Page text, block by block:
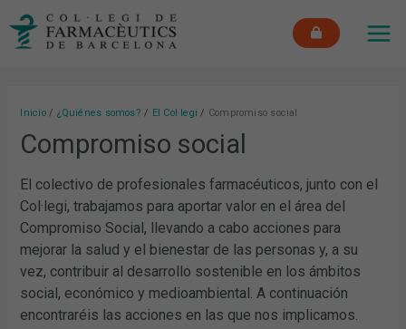
Inicio ¿Quiénes somos? El Col·legi Compromiso social
Compromiso social
El colectivo de profesionales farmacéuticos, junto con el
Col·legi, trabajamos para aportar valor en el área del
Compromiso Social, llevando a cabo acciones para
mejorar la salud y el bienestar de las personas y, a su
vez, contribuir al desarrollo sostenible en los ámbitos
social, económico y medioambiental. A continuación
encontraréis las acciones en las que nos implicamos.